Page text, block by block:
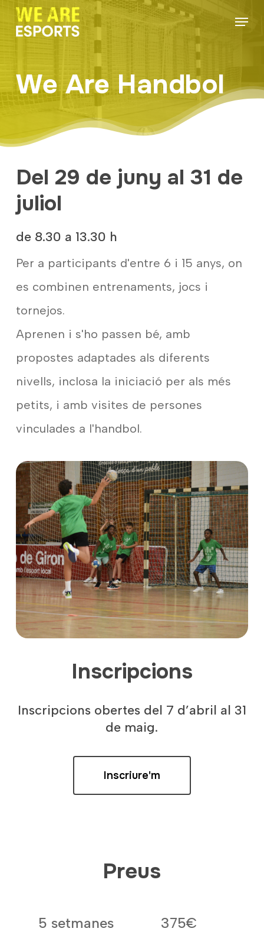
Skip
main
Menu
We Are Handbol
Del 29 de juny al 31 de
juliol
de 8.30 a 13.30 h
Per a participants d'entre 6 i 15 anys, on
es combinen entrenaments, jocs i
tornejos.
Aprenen i s'ho passen bé, amb
propostes adaptades als diferents
nivells, inclosa la iniciació per als més
petits, i amb visites de persones
vinculades a l'handbol.
Inscripcions
Inscripcions obertes del 7 d’abril al 31
de maig.
Inscriure'm
Preus
5 setmanes 375€